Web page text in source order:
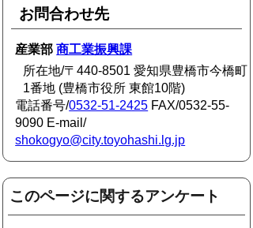
お問合わせ先
産業部商工業振興課
所在地/〒440-8501 愛知県豊橋市今橋町
1番地 (豊橋市役所 東館10階)
電話番号/0532-51-2425 FAX/0532-55-
9090 E-mail/
shokogyo@city.toyohashi.lg.jp
このページに関するアンケート